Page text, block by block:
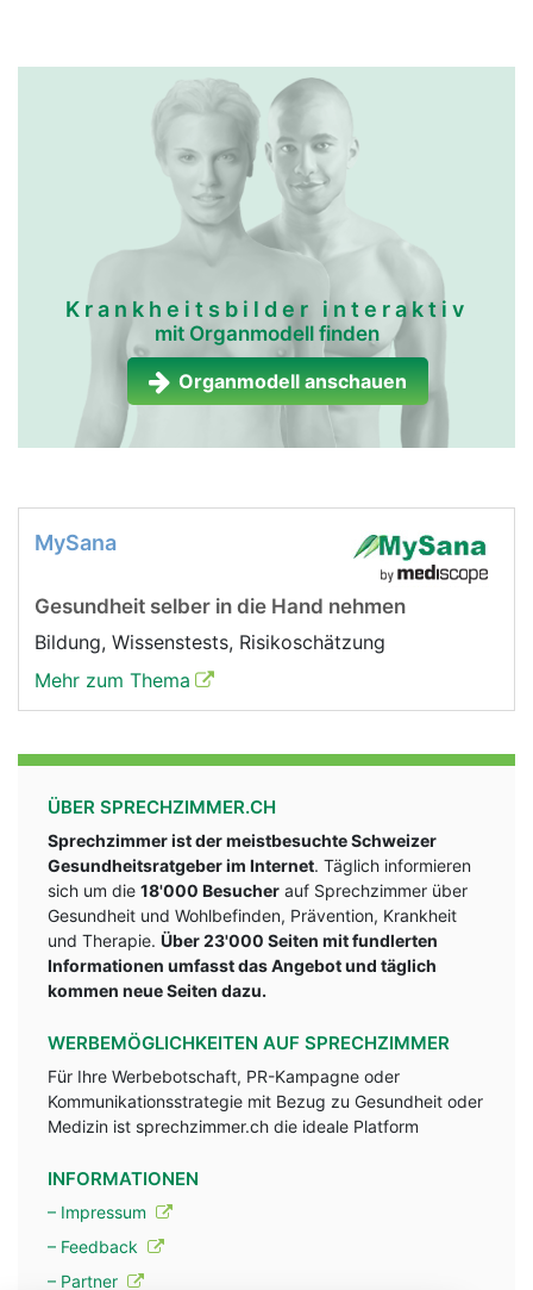
Krankheitsbilder interaktiv
mit Organmodell finden
Organmodell anschauen
MySana
Gesundheit selber in die Hand nehmen
Bildung, Wissenstests, Risikoschätzung
Mehr zum Thema
ÜBER SPRECHZIMMER.CH
Sprechzimmer ist der meistbesuchte Schweizer
Gesundheitsratgeber im Internet. Täglich informieren
sich um die 18'000 Besucher auf Sprechzimmer über
Gesundheit und Wohlbefinden, Prävention, Krankheit
und Therapie. Über 23'000 Seiten mit fundlerten
Informationen umfasst das Angebot und täglich
kommen neue Seiten dazu.
WERBEMÖGLICHKEITEN AUF SPRECHZIMMER
Für Ihre Werbebotschaft, PR-Kampagne oder
Kommunikationsstrategie mit Bezug zu Gesundheit oder
Medizin ist sprechzimmer.ch die ideale Platform
INFORMATIONEN
– Impressum
– Feedback
– Partner